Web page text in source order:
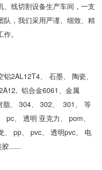
线切割设备生产车间，一支
队，我们采用严谨、细致、精
。
2AL12T4、 石墨、 陶瓷、
铝合金6061、金属
脂、 304、 302、 301、 等
、 透明 亚克力、 pom、
pp、 pvc、 透明pvc、 电
......